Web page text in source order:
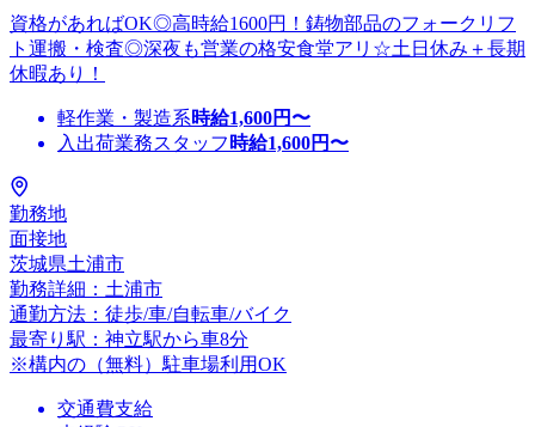
資格があればOK◎高時給1600円！鋳物部品のフォークリフ
ト運搬・検査◎深夜も営業の格安食堂アリ☆土日休み＋長期
休暇あり！
軽作業・製造系時給1,600円〜
入出荷業務スタッフ 時給1,600円〜
勤務地
面接地
茨城県土浦市
勤務詳細：土浦市
通勤方法：徒歩/車/自転車/バイク
最寄り駅：神立駅から車8分
※構内の（無料）駐車場利用OK
交通費支給